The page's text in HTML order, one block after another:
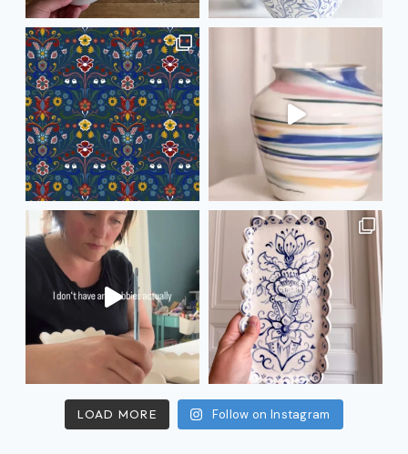
LOAD MORE Follow on Instagram